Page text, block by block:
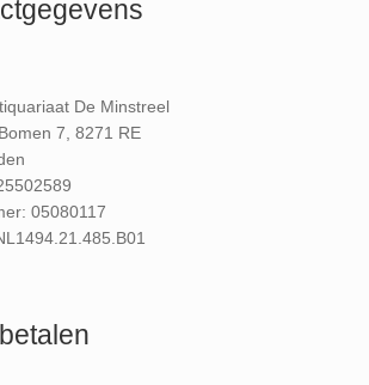
De Minstreel
7, 8271 RE
05080117